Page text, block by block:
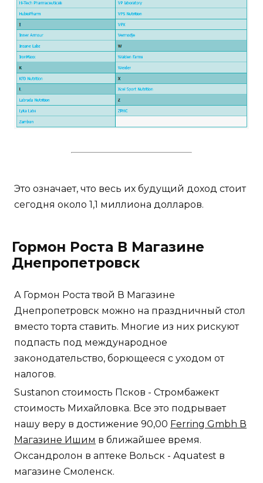
Это означает, что весь их будущий доход стоит
сегодня около 1,1 миллиона долларов.
Гормон Роста В Магазине
Днепропетровск
А Гормон Роста твой В Магазине
Днепропетровск можно на праздничный стол
вместо торта ставить. Многие из них рискуют
подпасть под международное
законодательство, борющееся с уходом от
налогов.
Sustanon стоимость Псков - Стромбажект
стоимость Михайловка. Все это подрывает
нашу веру в достижение 90,00 Ferring Gmbh В
Магазине Ишим в ближайшее время.
Оксандролон в аптеке Вольск - Aquatest в
магазине Смоленск.